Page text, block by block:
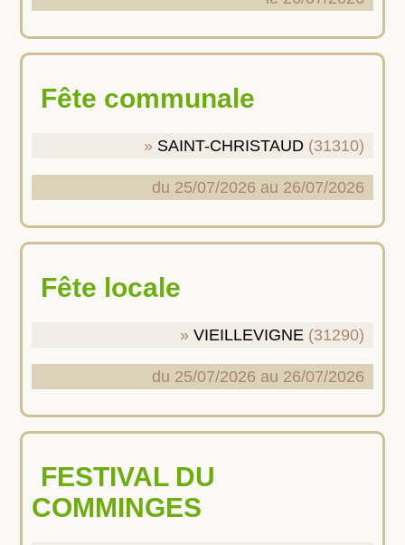
Fête communale
SAINT-CHRISTAUD (31310)
du 25/07/2026 au 26/07/2026
Fête locale
VIEILLEVIGNE (31290)
du 25/07/2026 au 26/07/2026
FESTIVAL DU
COMMINGES